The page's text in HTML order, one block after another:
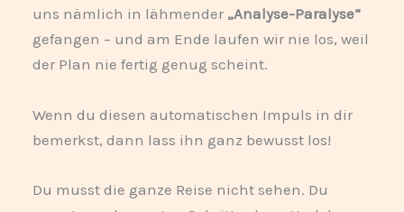
uns nämlich in lähmender „Analyse-Paralyse“
gefangen – und am Ende laufen wir nie los, weil
der Plan nie fertig genug scheint.
Wenn du diesen automatischen Impuls in dir
bemerkst, dann lass ihn ganz bewusst los!
Du musst die ganze Reise nicht sehen. Du